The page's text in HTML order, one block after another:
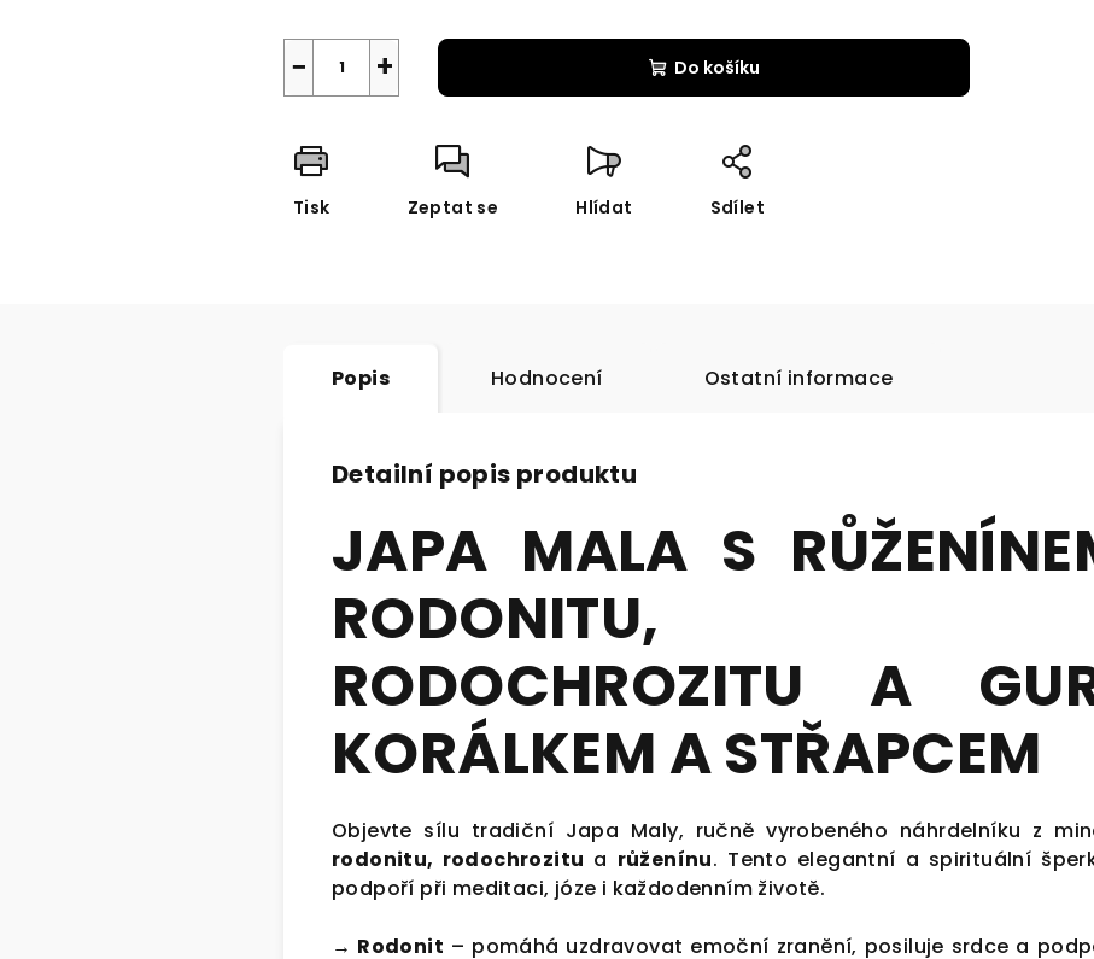
+
− Do košíku
Tisk Zeptat se Hlídat Sdílet
Popis Hodnocení Ostatní informace
Detailní popis produktu
JAPA MALA S
RODONITU,
RODOCHROZITU A
KORÁLKEM A STŘAPCEM
Objevte sílu tradiční Japa Maly, ručně vyrobeného náhrdelníku z
rodonitu, rodochrozitu a růženínu. Tento elegantní a spirituální
podpoří při meditaci, józe i každodenním životě.
→ Rodonit – pomáhá uzdravovat emoční zranění, posiluje srdce a